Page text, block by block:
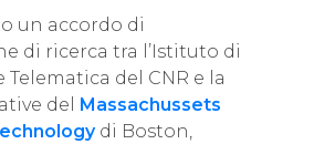
un accordo di
di ricerca tra l’Istituto di
del CNR e la
del Massachussets
di Boston,